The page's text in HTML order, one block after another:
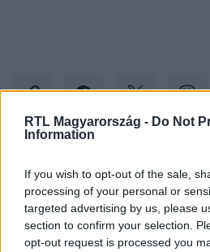
RTL Magyarország - Do Not
Information
If you wish to opt-out of the sale,
processing of your personal or
targeted advertising by us, please
section to confirm your selection.
opt-out request is processed you
Kövess minket, és értesülj
Facebookon is!